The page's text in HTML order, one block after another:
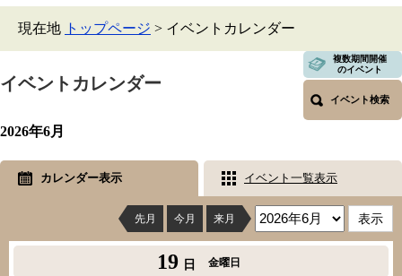
現在地 トップページ > イベントカレンダー
イベントカレンダー
複数期間開催
のイベント
イベント検索
2026年6月
カレンダー表示 イベント一覧表示
先月 今月 来月
19 日 金曜日